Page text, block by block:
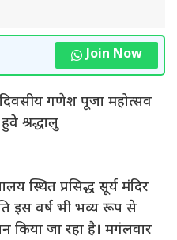
Join Now
गणेश पूजा महोत्सव
श्रद्धालु
स्थित प्रसिद्ध सूर्य मंदिर
इस वर्ष भी भव्य रूप से
जा रहा है। मगंलवार